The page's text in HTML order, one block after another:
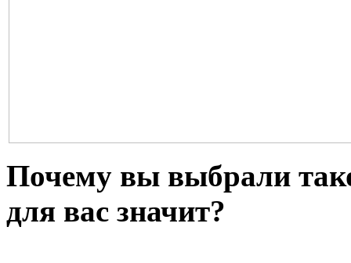
Почему вы выбрали
для вас значит?